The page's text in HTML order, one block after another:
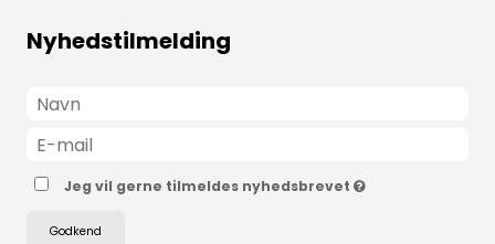
Nyhedstilmelding
Jeg vil gerne tilmeldes nyhedsbrevet
Godkend